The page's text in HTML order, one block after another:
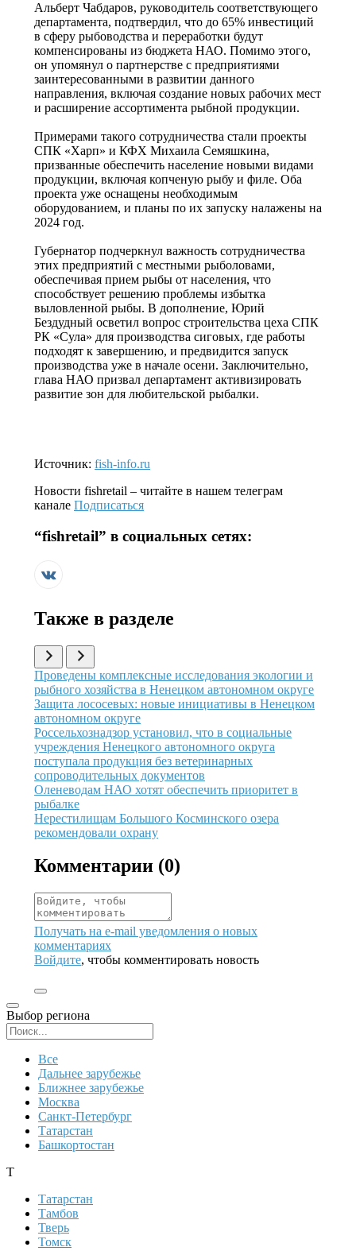
Альберт Чабдаров, руководитель соответствующего
департамента, подтвердил, что до 65% инвестиций
в сферу рыбоводства и переработки будут
компенсированы из бюджета НАО. Помимо этого,
он упомянул о партнерстве с предприятиями
заинтересованными в развитии данного
направления, включая создание новых рабочих мест
и расширение ассортимента рыбной продукции.
Примерами такого сотрудничества стали проекты
СПК «Харп» и КФХ Михаила Семяшкина,
призванные обеспечить население новыми видами
продукции, включая копченую рыбу и филе. Оба
проекта уже оснащены необходимым
оборудованием, и планы по их запуску налажены на
2024 год.
Губернатор подчеркнул важность сотрудничества
этих предприятий с местными рыболовами,
обеспечивая прием рыбы от населения, что
способствует решению проблемы избытка
выловленной рыбы. В дополнение, Юрий
Бездудный осветил вопрос строительства цеха СПК
РК «Сула» для производства сиговых, где работы
подходят к завершению, и предвидится запуск
производства уже в начале осени. Заключительно,
глава НАО призвал департамент активизировать
развитие зон для любительской рыбалки.
Источник: fish-info.ru
Новости fishretail – читайте в нашем телеграм
канале Подписаться
“fishretail” в социальных сетях:
Также в разделе
Иллюстрация новости
Проведены комплексные исследования экологии и
рыбного хозяйства в Ненецком автономном округе
Иллюстрация новости
Защита лососевых: новые инициативы в Ненецком
автономном округе
Иллюстрация новости
Россельхознадзор установил, что в социальные
учреждения Ненецкого автономного округа
поступала продукция без ветеринарных
сопроводительных документов
Иллюстрация новости
Оленеводам НАО хотят обеспечить приоритет в
рыбалке
Иллюстрация новости
Нерестилищам Большого Косминского озера
рекомендовали охрану
Комментарии (0)
Получать на e‑mail уведомления о новых
комментариях
Войдите, чтобы комментировать новость
Выбор региона
Все
Дальнее зарубежье
Ближнее зарубежье
Москва
Санкт-Петербург
Татарстан
Башкортостан
Т
Татарстан
Тамбов
Тверь
Томск